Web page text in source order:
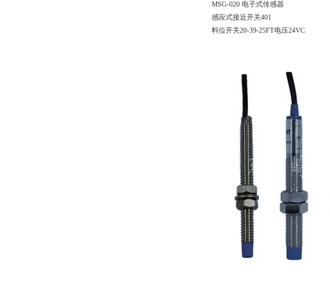
MSG-020 电子式传感器
感应式接近开关401
料位开关20-39-25FT电压24VC